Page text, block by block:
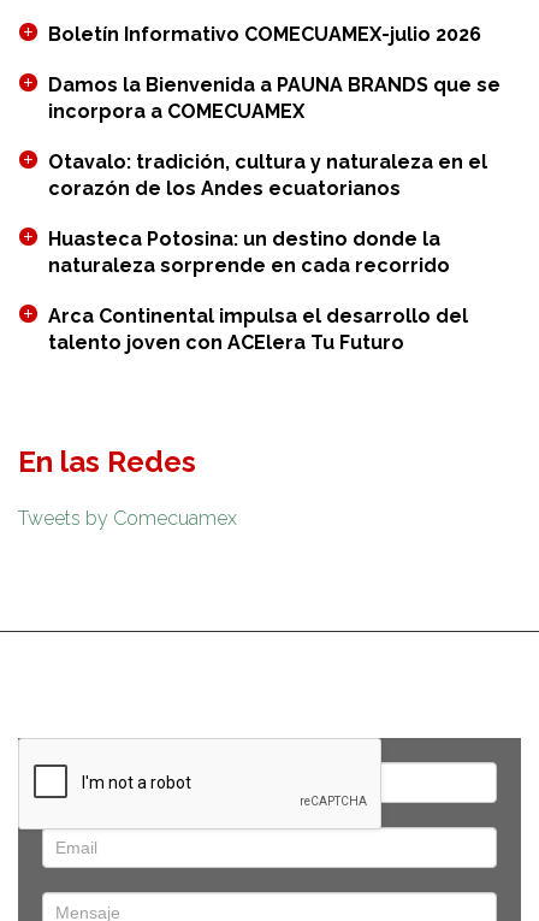
Boletín Informativo COMECUAMEX-julio 2026
Damos la Bienvenida a PAUNA BRANDS que se
incorpora a COMECUAMEX
Otavalo: tradición, cultura y naturaleza en el
corazón de los Andes ecuatorianos
Huasteca Potosina: un destino donde la
naturaleza sorprende en cada recorrido
Arca Continental impulsa el desarrollo del
talento joven con ACElera Tu Futuro
En las Redes
Tweets by Comecuamex